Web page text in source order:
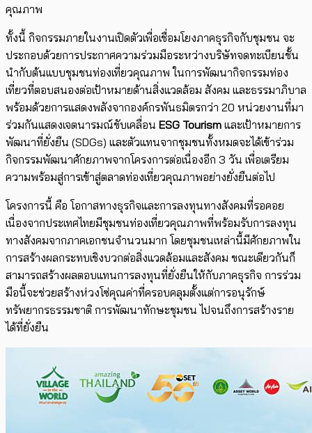
คุณภาพ
ทั้งนี้ กิจกรรมภายในงานเปิดตัวเพื่อเชื่อมโยงภาคธุรกิจกับชุมชน จะ
ประกอบด้วยการประกาศความร่วมมือระหว่างบริษัทจดทะเบียนชั้น
นำกับต้นแบบชุมชนท่องเที่ยวคุณภาพ ในการพัฒนากิจกรรมท่อง
เที่ยวที่ตอบสนองต่อเป้าหมายด้านสิ่งแวดล้อม สังคม และธรรมาภิบาล
พร้อมด้วยการแสดงพลังจากองค์กรพันธมิตรกว่า 20 หน่วยงานที่มา
ร่วมกันแสดงเจตนารมณ์ขับเคลื่อน ESG Tourism และเป้าหมายการ
พัฒนาที่ยั่งยืน (SDGs) และตัวแทนจากชุมชนทั้งหมดจะได้เข้าร่วม
กิจกรรมพัฒนาศักยภาพจากโครงการต่อเนื่องอีก 3 วัน เพื่อเตรียม
ความพร้อมสู่การเข้าสู่ตลาดท่องเที่ยวคุณภาพอย่างยั่งยืนต่อไป
โครงการนี้ คือ โอกาสทางธุรกิจและการลงทุนทางสังคมที่รอคอย
เนื่องจากประเทศไทยมีชุมชนท่องเที่ยวคุณภาพที่พร้อมรับการลงทุน
ทางสังคมจากภาคเอกชนจำนวนมาก โดยชุมชนเหล่านี้มีศักยภาพใน
การสร้างผลกระทบเชิงบวกต่อสิ่งแวดล้อมและสังคม ขณะเดียวกันก็
สามารถสร้างผลตอบแทนการลงทุนที่ยั่งยืนให้กับภาคธุรกิจ การร่วม
มือนี้จะช่วยสร้างห่วงโซ่คุณค่าที่ครอบคลุมตั้งแต่การอนุรักษ์
ทรัพยากรธรรมชาติ การพัฒนาทักษะชุมชน ไปจนถึงการสร้างราย
ได้ที่ยั่งยืน